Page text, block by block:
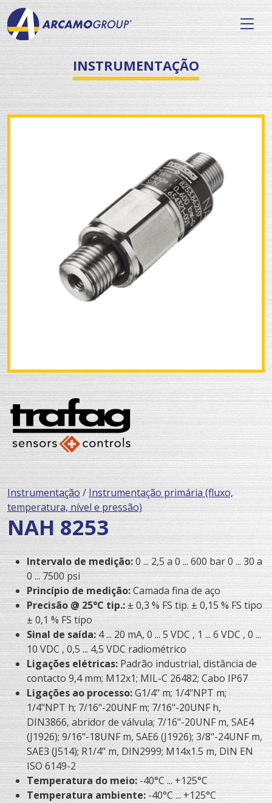
INSTRUMENTAÇÃO
Instrumentação / Instrumentação primária (fluxo,
temperatura, nível e pressão)
NAH 8253
Intervalo de medição:0 ... 2,5 a 0 ... 600 bar 0 ... 30 a
0 ... 7500 psi
Princípio de medição:Camada fina de aço
Precisão @ 25°C tip.: ± 0,3 % FS tip. ± 0,15 % FS tipo
± 0,1 % FS tipo
Sinal de saída: 4 ... 20 mA, 0 ... 5 VDC , 1 ... 6 VDC , 0 ...
10 VDC , 0,5 ... 4,5 VDC radiométrico
Ligações elétricas: Padrão industrial, distância de
contacto 9,4 mm; M12x1; MIL-C 26482; Cabo IP67
Ligações ao processo:G1/4" m; 1/4"NPT m;
1/4"NPT h; 7/16"-20UNF m; 7/16"-20UNF h,
DIN3866, abridor de válvula; 7/16"-20UNF m, SAE4
(J1926); 9/16"-18UNF m, SAE6 (J1926); 3/8"-24UNF m,
SAE3 (J514); R1/4" m, DIN2999; M14x1.5 m, DIN EN
ISO 6149-2
Temperatura do meio: -40°C ... +125°C
Temperatura ambiente: -40°C ... +125°C